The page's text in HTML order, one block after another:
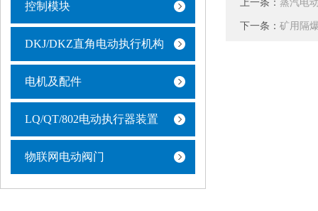
控制模块
DKJ/DKZ直角电动执行机构
电机及配件
LQ/QT/802电动执行器装置
物联网电动阀门
蒸汽电
下一条： 矿用隔